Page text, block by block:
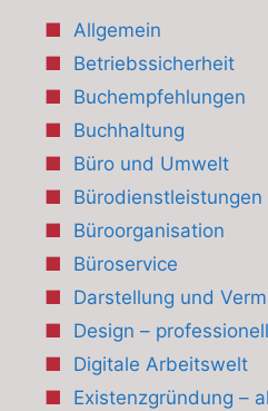
Allgemein
Betriebssicherheit
Buchempfehlungen
Buchhaltung
Büro und Umwelt
Bürodienstleistungen
Büroorganisation
Büroservice
Darstellung und
Design – professionell
Digitale Arbeitswelt
Existenzgründung –